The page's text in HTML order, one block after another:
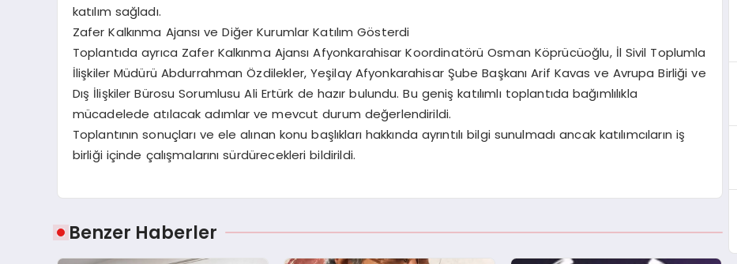
katılım sağladı.
Zafer Kalkınma Ajansı ve Diğer Kurumlar Katılım Gösterdi
Toplantıda ayrıca Zafer Kalkınma Ajansı Afyonkarahisar Koordinatörü Osman Köprücüoğlu, İl Sivil Toplumla
İlişkiler Müdürü Abdurrahman Özdilekler, Yeşilay Afyonkarahisar Şube Başkanı Arif Kavas ve Avrupa Birliği ve
Dış İlişkiler Bürosu Sorumlusu Ali Ertürk de hazır bulundu. Bu geniş katılımlı toplantıda bağımlılıkla
mücadelede atılacak adımlar ve mevcut durum değerlendirildi.
Toplantının sonuçları ve ele alınan konu başlıkları hakkında ayrıntılı bilgi sunulmadı ancak katılımcıların iş
birliği içinde çalışmalarını sürdürecekleri bildirildi.
Benzer Haberler